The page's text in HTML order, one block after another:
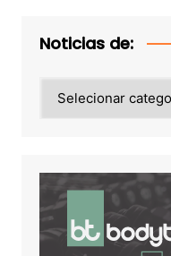
Noticias de:
de: